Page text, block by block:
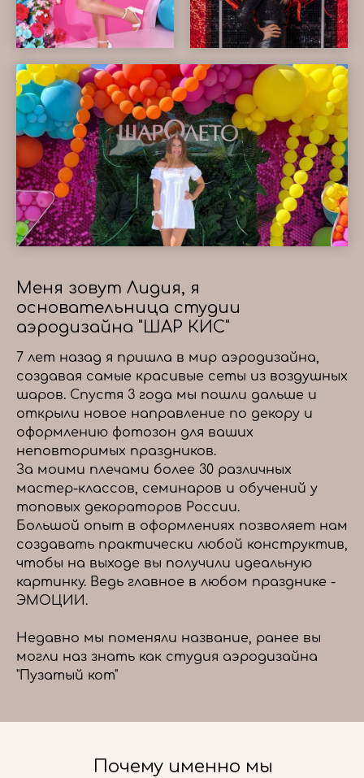
Меня зовут Лидия, я
основательница студии
аэродизайна "ШАР КИС"
7 лет назад я пришла в мир аэродизайна,
создавая самые красивые сеты из воздушных
шаров. Спустя 3 года мы пошли дальше и
открыли новое направление по декору и
оформлению фотозон для ваших
неповторимых праздников.
За моими плечами более 30 различных
мастер-классов, семинаров и обучений у
топовых декораторов России.
Большой опыт в оформлениях позволяет нам
создавать практически любой конструктив,
чтобы на выходе вы получили идеальную
картинку. Ведь главное в любом празднике -
ЭМОЦИИ.
Недавно мы поменяли название, ранее вы
могли наз знать как студия аэродизайна
"Пузатый кот"
Почему именно мы